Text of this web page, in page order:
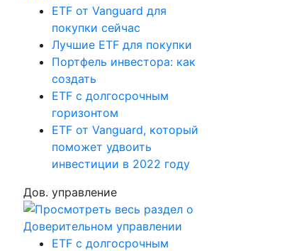
ETF от Vanguard для
покупки сейчас
Лучшие ETF для покупки
Портфель инвестора: как
создать
ETF с долгосрочным
горизонтом
ETF от Vanguard, который
поможет удвоить
инвестиции в 2022 году
Дов. управление
ETF с долгосрочным